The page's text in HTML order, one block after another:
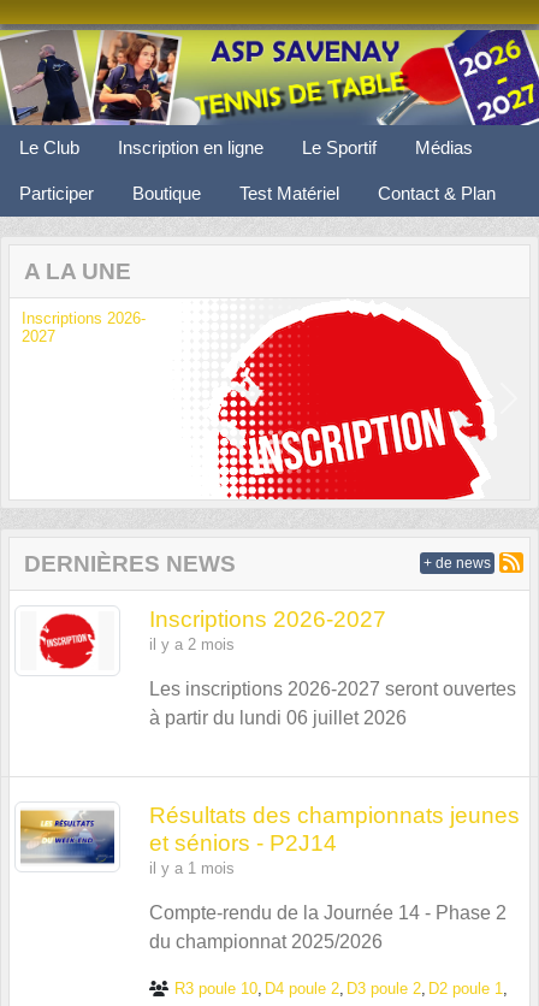
Le Club Inscription en ligne Le Sportif Médias
Participer Boutique Test Matériel Contact & Plan
A LA UNE
Inscriptions 2026-
2027
DERNIÈRES NEWS
Inscriptions 2026-2027
il y a 2 mois
Les inscriptions 2026-2027 seront ouvertes
à partir du lundi 06 juillet 2026
Résultats des championnats jeunes
et séniors - P2J14
il y a 1 mois
Compte-rendu de la Journée 14 - Phase 2
du championnat 2025/2026
R3 poule 10 D4 poule 2 D3 poule 2 D2 poule 1
+ de news